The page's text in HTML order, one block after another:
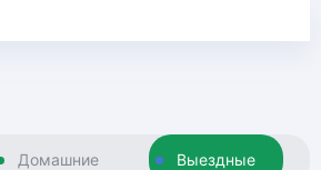
Домашние Выездные